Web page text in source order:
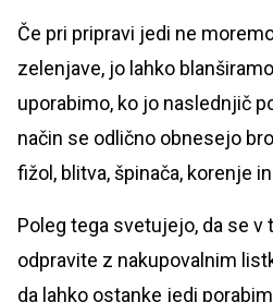
Če pri pripravi jedi ne
zelenjave, jo lahko
uporabimo, ko jo naslednjič
način se odlično obnesejo
fižol, blitva, špinača, korenje
Poleg tega svetujejo, da se v
odpravite z nakupovalnim
da lahko ostanke jedi